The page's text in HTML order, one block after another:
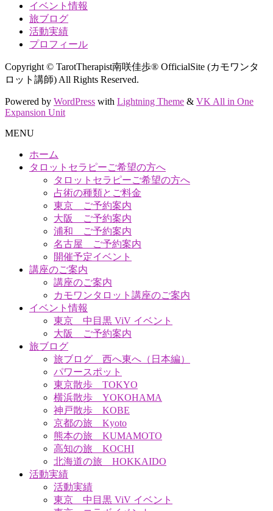
イベント情報
旅ブログ
活動実績
プロフィール
Copyright © TarotTherapist南咲佳歩® OfficialSite (カモワンタ
ロット講師) All Rights Reserved.
Powered by WordPress with Lightning Theme & VK All in One
Expansion Unit
MENU
ホーム
タロットセラピーご希望の方へ
タロットセラピーご希望の方へ
占術の種類とご料金
東京 ご予約案内
大阪 ご予約案内
浦和 ご予約案内
名古屋 ご予約案内
開催予定イベント
講座のご案内
講座のご案内
カモワンタロット講座のご案内
イベント情報
東京 中目黒 ViV イベント
大阪 ご予約案内
旅ブログ
旅ブログ 西へ東へ（日本編）
パワースポット
東京散歩 TOKYO
横浜散歩 YOKOHAMA
神戸散歩 KOBE
京都の旅 Kyoto
熊本の旅 KUMAMOTO
高知の旅 KOCHI
北海道の旅 HOKKAIDO
活動実績
活動実績
東京 中目黒 ViV イベント